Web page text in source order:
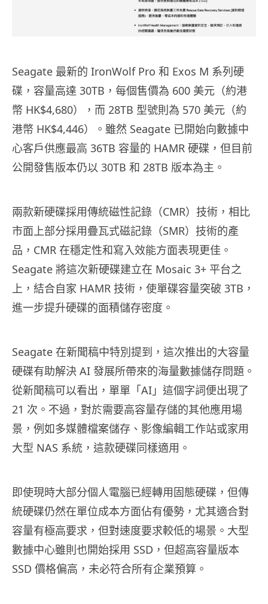
Seagate 最新的 IronWolf Pro 和 Exos M 系列硬
碟，容量高達 30TB，每個售價為 600 美元（約港
幣 HK$4,680），而 28TB 型號則為 570 美元（約
港幣 HK$4,446）。雖然 Seagate 已開始向數據中
心客戶供應最高 36TB 容量的 HAMR 硬碟，但目前
公開發售版本仍以 30TB 和 28TB 版本為主。
兩款新硬碟採用傳統磁性記錄（CMR）技術，相比
市面上部分採用疊瓦式磁記錄（SMR）技術的產
品，CMR 在穩定性和寫入效能方面表現更佳。
Seagate 將這次新硬碟建立在 Mosaic 3+ 平台之
上，結合自家 HAMR 技術，使單碟容量突破 3TB，
進一步提升硬碟的面積儲存密度。
Seagate 在新聞稿中特別提到，這次推出的大容量
硬碟有助解決 AI 發展所帶來的海量數據儲存問題。
從新聞稿可以看出，單單「AI」這個字詞便出現了
21 次。不過，對於需要高容量存儲的其他應用場
景，例如多媒體檔案儲存、影像編輯工作站或家用
大型 NAS 系統，這款硬碟同樣適用。
即使現時大部分個人電腦已經轉用固態硬碟，但傳
統硬碟仍然在單位成本方面佔有優勢，尤其適合對
容量有極高要求，但對速度要求較低的場景。大型
數據中心雖則也開始採用 SSD，但超高容量版本
SSD 價格偏高，未必符合所有企業預算。